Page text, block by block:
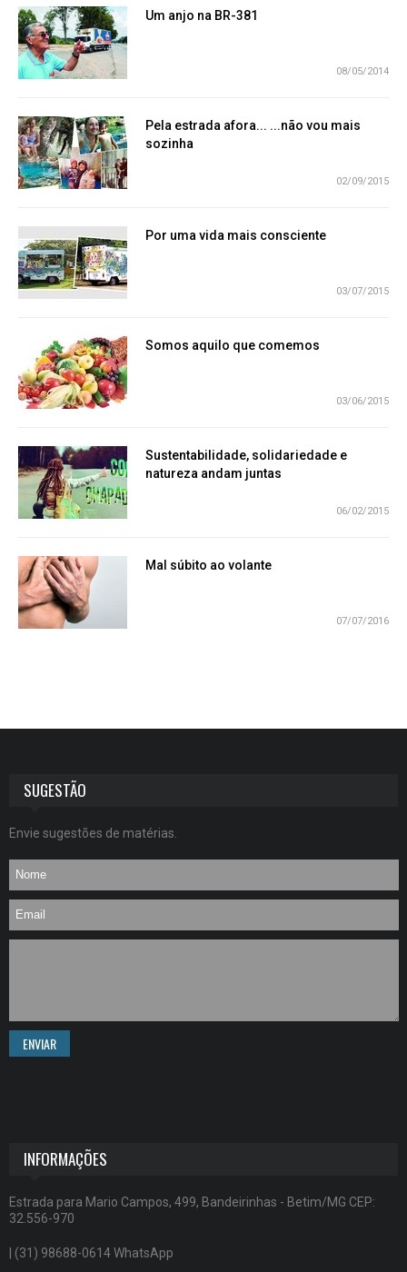
Um anjo na BR-381
08/05/2014
Pela estrada afora... ...não vou mais
sozinha
02/09/2015
Por uma vida mais consciente
03/07/2015
Somos aquilo que comemos
03/06/2015
Sustentabilidade, solidariedade e
natureza andam juntas
06/02/2015
Mal súbito ao volante
07/07/2016
SUGESTÃO
Envie sugestões de matérias.
ENVIAR
INFORMAÇÕES
Estrada para Mario Campos, 499, Bandeirinhas - Betim/MG CEP:
32.556-970
| (31) 98688-0614 WhatsApp